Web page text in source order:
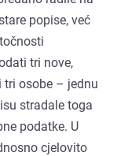
popise, već
tri nove,
tri osobe – jednu
stradale toga
podatke. U
cjelovito